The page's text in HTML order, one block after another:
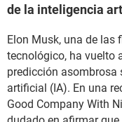
de la inteligencia
Elon Musk, una de
tecnológico, ha vuelto
predicción asombrosa
artificial (IA). En una
Good Company With